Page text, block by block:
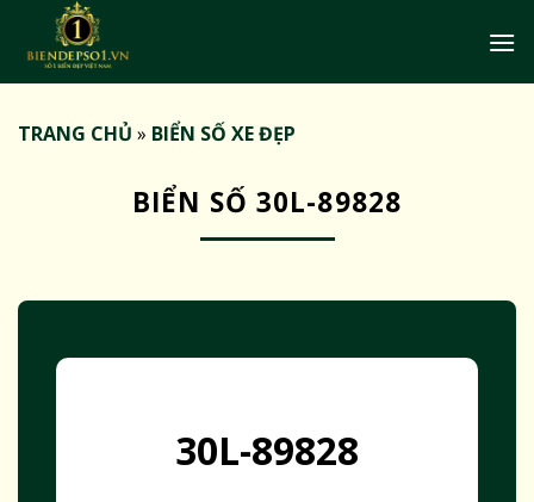
TRANG CHỦ » BIỂN SỐ XE ĐẸP
BIỂN SỐ 30L-89828
30L-89828